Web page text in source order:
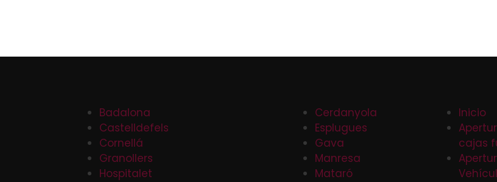
Badalona
Castelldefels
Cornellá
Granollers
Hospitalet
Cerdanyola
Esplugues
Gava
Manresa
Mataró
Inicio
cajas